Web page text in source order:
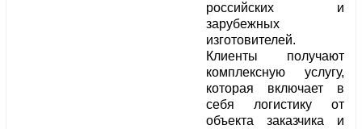
российских и
зарубежных
изготовителей.
Клиенты получают
комплексную услугу,
которая включает в
себя логистику от
объекта заказчика и